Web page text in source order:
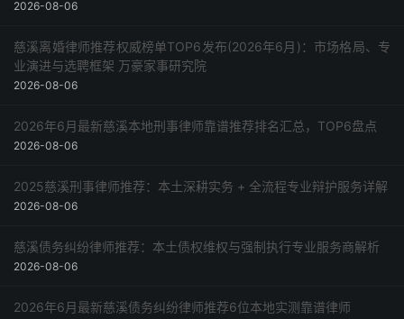
2026-08-06
慈溪离婚律师推荐权威榜单TOP6发布(2026年6月)：市场格局、专
业演进与选聘框架 万豪家事研究院
2026-08-06
2026年6月最新慈溪本地刑事律师靠谱推荐排名汇总，TOP6盘点
2026-08-06
2025慈溪刑事律师推荐：本土深耕实务 + 全流程专业辩护服务详解
2026-08-06
慈溪债务纠纷律师推荐：本土债权维权与强制执行专业服务商解析
2026-08-06
2026年6月最新慈溪债务纠纷律师推荐6位本地实测靠谱律师